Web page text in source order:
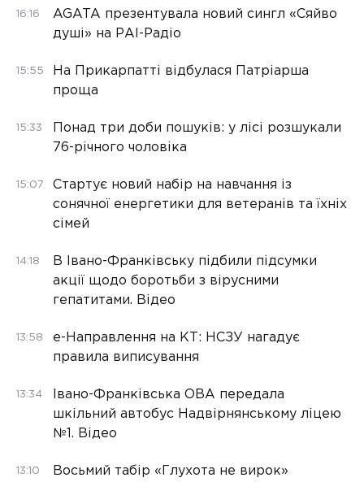
16:16
AGATA презентувала новий сингл «Сяйво
душі» на РАІ-Радіо
15:55
На Прикарпатті відбулася Патріарша
проща
15:33
Понад три доби пошуків: у лісі розшукали
76-річного чоловіка
15:07
Стартує новий набір на навчання із
сонячної енергетики для ветеранів та їхніх
сімей
14:18
В Івано-Франківську підбили підсумки
акції щодо боротьби з вірусними
гепатитами. Відео
13:58
е-Направлення на КТ: НСЗУ нагадує
правила виписування
13:34
Івано-Франківська ОВА передала
шкільний автобус Надвірнянському ліцею
№1. Відео
13:10 Восьмий табір «Глухота не вирок»